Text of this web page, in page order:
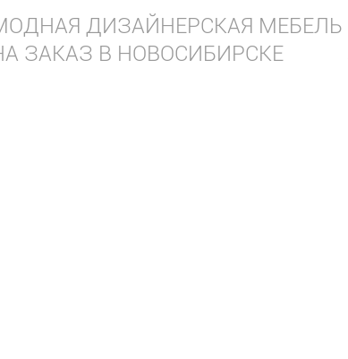
ДИЗАЙНЕРСКАЯ МЕБЕЛЬ
ЗАКАЗ В НОВОСИБИРСКЕ